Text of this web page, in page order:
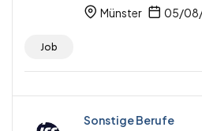
Münster 05/
Job
Sonstige Berufe